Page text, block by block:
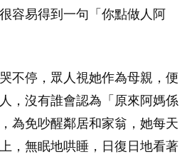
容易得到一句「你點做人阿
不停，眾人視她作為母親，便
，沒有誰會認為「原來阿媽係
為免吵醒鄰居和家翁，她每天
，無眠地哄睡，日復日地看著